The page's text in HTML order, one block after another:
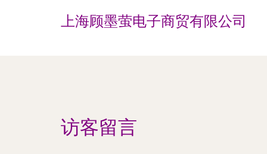
上海顾墨萤电子商贸有限公司
访客留言